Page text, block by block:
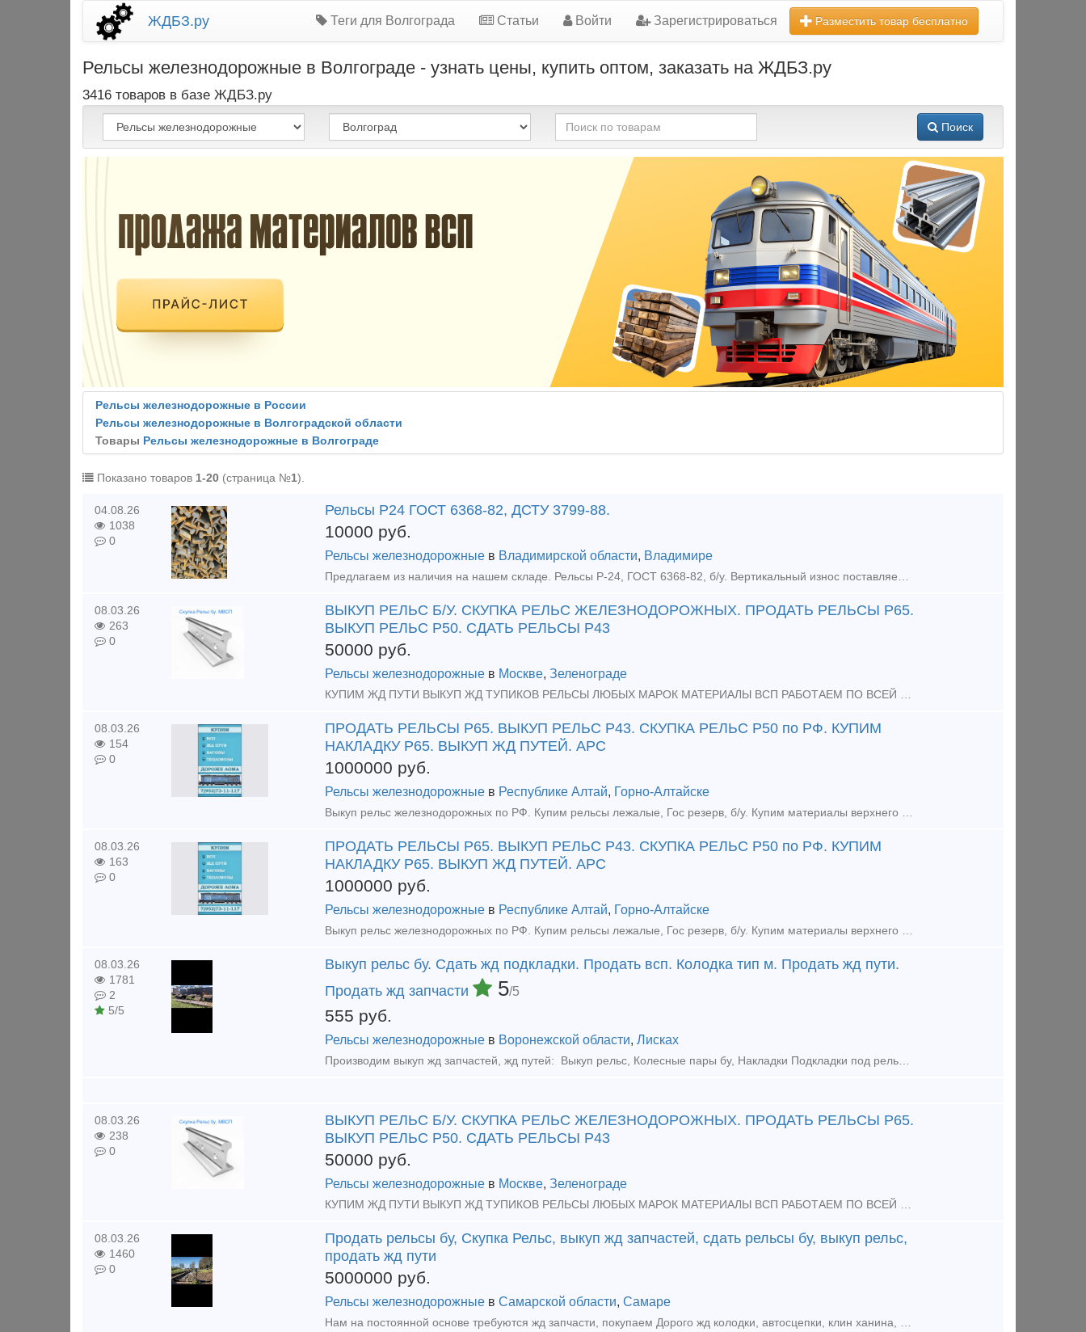
ЖДБЗ.ру Теги для Волгограда Статьи Войти Зарегистрироваться Разместить товар бесплатно
Рельсы железнодорожные в Волгограде - узнать цены, купить оптом, заказать на ЖДБЗ.ру
3416 товаров в базе ЖДБЗ.ру
Поиск
Рельсы железнодорожные в России
Рельсы железнодорожные в Волгоградской области
Товары Рельсы железнодорожные в Волгограде
Показано товаров 1-20 (страница №1).
04.08.26
1038
0
Рельсы Р24 ГОСТ 6368-82, ДСТУ 3799-88.
10000 руб.
Рельсы железнодорожные в Владимирской области, Владимире
Предлагаем из наличия на нашем складе. Рельсы Р-24, ГОСТ 6368-82, б/у. Вертикальный износ поставляемых нами рельсов Р-24 – 3 мм, боковой износ отсутствует. Звоните и размещайте вашу заявку:
08.03.26
263
0
ВЫКУП РЕЛЬС Б/У. СКУПКА РЕЛЬС ЖЕЛЕЗНОДОРОЖНЫХ. ПРОДАТЬ РЕЛЬСЫ Р65.
ВЫКУП РЕЛЬС Р50. СДАТЬ РЕЛЬСЫ Р43
50000 руб.
Рельсы железнодорожные в Москве, Зеленограде
КУПИМ ЖД ПУТИ ВЫКУП ЖД ТУПИКОВ РЕЛЬСЫ ЛЮБЫХ МАРОК МАТЕРИАЛЫ ВСП РАБОТАЕМ ПО ВСЕЙ РОССИИ ЗВОНИТЕ НАМ !
08.03.26
154
0
ПРОДАТЬ РЕЛЬСЫ Р65. ВЫКУП РЕЛЬС Р43. СКУПКА РЕЛЬС Р50 по РФ. КУПИМ
НАКЛАДКУ Р65. ВЫКУП ЖД ПУТЕЙ. АРС
1000000 руб.
Рельсы железнодорожные в Республике Алтай, Горно-Алтайске
Выкуп рельс железнодорожных по РФ. Купим рельсы лежалые, Гос резерв, б/у. Купим материалы верхнего строения пути. ВЫКУП ТЕПЛОВОЗОВ ПРОДАТЬ ЖД ЗАПЧАСТИ МОЖНО У НАС
08.03.26
163
0
ПРОДАТЬ РЕЛЬСЫ Р65. ВЫКУП РЕЛЬС Р43. СКУПКА РЕЛЬС Р50 по РФ. КУПИМ
НАКЛАДКУ Р65. ВЫКУП ЖД ПУТЕЙ. АРС
1000000 руб.
Рельсы железнодорожные в Республике Алтай, Горно-Алтайске
Выкуп рельс железнодорожных по РФ. Купим рельсы лежалые, Гос резерв, б/у. Купим материалы верхнего строения пути. ВЫКУП ТЕПЛОВОЗОВ ТЭМ. ТГМ. ТГК ПРОДАТЬ ЖД ЗАПЧАСТИ МОЖНО У НАС. 89527
08.03.26
1781
2
5/5
Выкуп рельс бу. Сдать жд подкладки. Продать всп. Колодка тип м. Продать жд пути.
Продать жд запчасти
5/5
555 руб.
Рельсы железнодорожные в Воронежской области, Лисках
Производим выкуп жд запчастей, жд путей: Выкуп рельс, Колесные пары бу, Накладки Подкладки под рельс новые и бу. Болты, костыли, шайбы, клемма пк, шурупы. Выкупаем рельсы железнодорожные, трамвайные
08.03.26
238
0
ВЫКУП РЕЛЬС Б/У. СКУПКА РЕЛЬС ЖЕЛЕЗНОДОРОЖНЫХ. ПРОДАТЬ РЕЛЬСЫ Р65.
ВЫКУП РЕЛЬС Р50. СДАТЬ РЕЛЬСЫ Р43
50000 руб.
Рельсы железнодорожные в Москве, Зеленограде
КУПИМ ЖД ПУТИ ВЫКУП ЖД ТУПИКОВ РЕЛЬСЫ ЛЮБЫХ МАРОК МАТЕРИАЛЫ ВСП РАБОТАЕМ ПО ВСЕЙ РОССИИ ЗВОНИТЕ НАМ ! 89527311117. Вотсап. Телеграмм.
08.03.26
1460
0
Продать рельсы бу, Скупка Рельс, выкуп жд запчастей, сдать рельсы бу, выкуп рельс,
продать жд пути
5000000 руб.
Рельсы железнодорожные в Самарской области, Самаре
Нам на постоянной основе требуются жд запчасти, покупаем Дорого жд колодки, автосцепки, клин ханина, жд подкладки, накладки железнодорожные как новые так и бу. Мы готовы рассмотреть любые ваши предлож